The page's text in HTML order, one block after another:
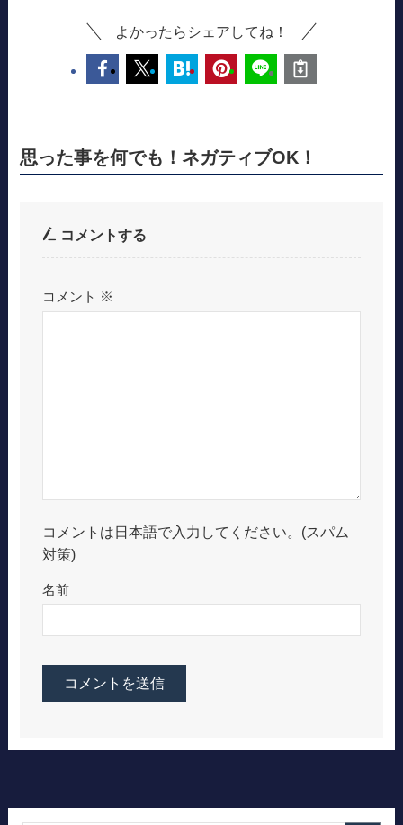
よかったらシェアしてね！
思った事を何でも！ネガティブOK！
コメントする
コメント ※
コメントは日本語で入力してください。(スパム
対策)
名前